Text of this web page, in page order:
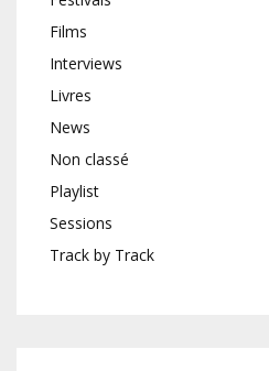
Films
Interviews
Livres
News
Non classé
Playlist
Sessions
Track by Track